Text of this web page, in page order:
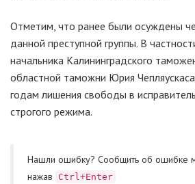
Отметим, что ранее были осуждены
данной преступной группы. В
начальника Калининградского
областной таможни Юрия
годам лишения свободы в
строгого режима.
Нашли ошибку? Cообщить об ошибке
нажав
Ctrl+Enter